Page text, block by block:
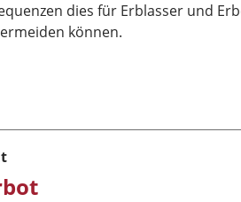
dies für Erblasser und
können.